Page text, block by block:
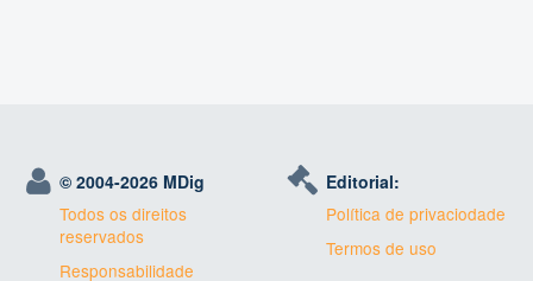
© 2004-2026 MDig
Todos os direitos
reservados
Responsabilidade
Editorial:
Política de privaciodade
Termos de uso